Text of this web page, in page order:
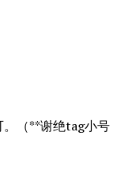
。（**谢绝tag小号